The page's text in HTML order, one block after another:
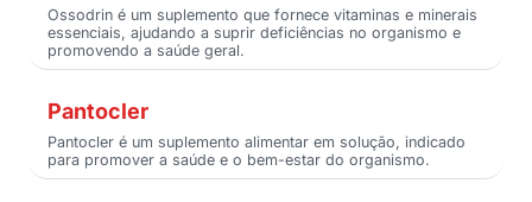
Ossodrin é um suplemento que fornece vitaminas e minerais
essenciais, ajudando a suprir deficiências no organismo e
promovendo a saúde geral.
Pantocler
Pantocler é um suplemento alimentar em solução, indicado
para promover a saúde e o bem-estar do organismo.